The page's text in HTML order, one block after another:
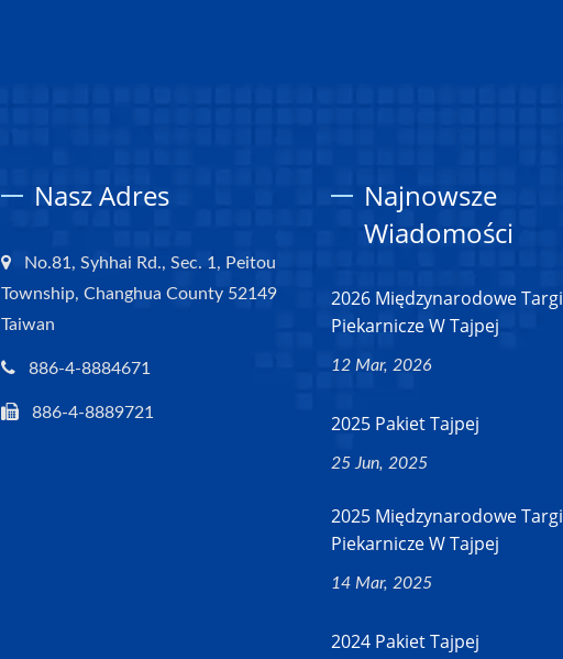
Nasz Adres
No.81, Syhhai Rd., Sec. 1, Peitou
Township, Changhua County 52149
Taiwan
886-4-8884671
886-4-8889721
Najnowsze
Wiadomości
2026 Międzynarodowe Targi
Piekarnicze W Tajpej
12 Mar, 2026
2025 Pakiet Tajpej
25 Jun, 2025
2025 Międzynarodowe Targi
Piekarnicze W Tajpej
14 Mar, 2025
2024 Pakiet Tajpej